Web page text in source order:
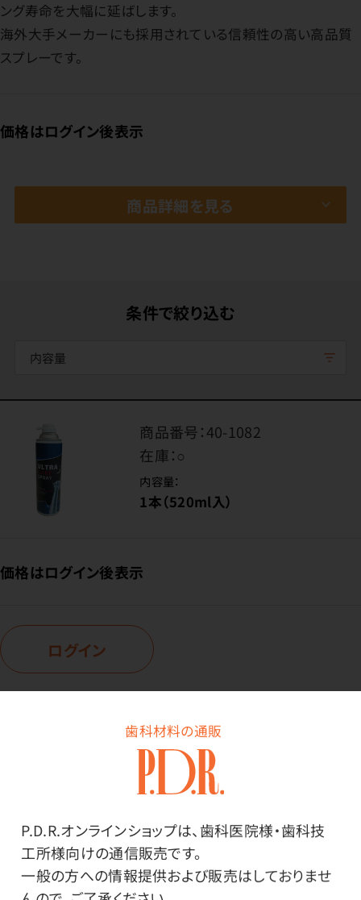
歯科材料の通販
P.D.R.オンラインショップは、歯科医院様・歯科技
工所様向けの通信販売です。
一般の方への情報提供および販売はしておりませ
ング寿命を大幅に延ばします。
海外大手メーカーにも採用されている信頼性の高い高品質
スプレーです。
価格はログイン後表示
商品詳細を見る
条件で絞り込む
内容量
商品番号：40-1082
在庫：○
内容量：
1本（520ml入）
価格はログイン後表示
ログイン
商品詳細
特長
あらゆるメーカーのタービン、コントラに使用可能です。